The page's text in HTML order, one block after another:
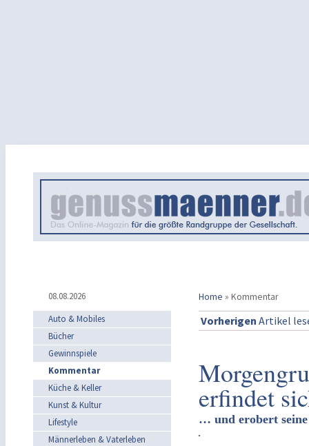
08.08.2026 Home » Kommentar
Auto & Mobiles
Bücher
Gewinnspiele
Kommentar
Küche & Keller
Kunst & Kultur
Lifestyle
Männerleben & Vaterleben
Vorherigen Artikel
erfindet
… und erobert